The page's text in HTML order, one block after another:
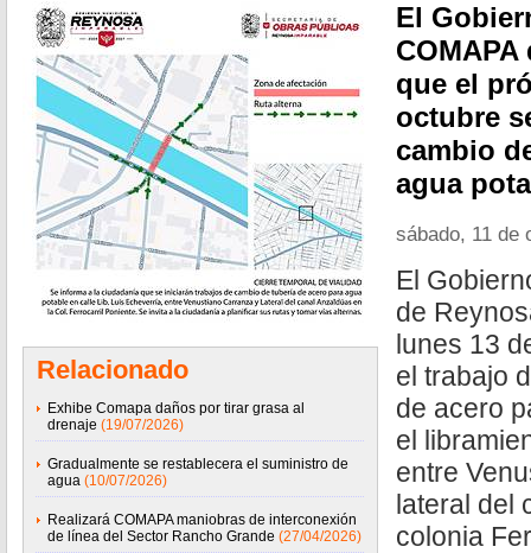
Relacionado
Exhibe Comapa daños por tirar grasa al
drenaje (19/07/2026)
Gradualmente se restablecera el suministro de
agua (10/07/2026)
Realizará COMAPA maniobras de interconexión
de línea del Sector Rancho Grande (27/04/2026)
El
que el
octubre
cambio
agua
sábado, 11 de
El
de
lunes 13
el trabajo
de acero
el
entre
lateral del
colonia